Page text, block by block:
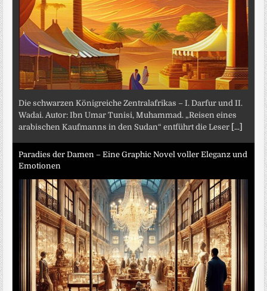
Die schwarzen Königreiche Zentralafrikas – I. Darfur und II.
Wadai. Autor: Ibn Umar Tunisi, Muhammad. „Reisen eines
arabischen Kaufmanns in den Sudan“ entführt die Leser [...]
Paradies der Damen – Eine Graphic Novel voller Eleganz und
Emotionen